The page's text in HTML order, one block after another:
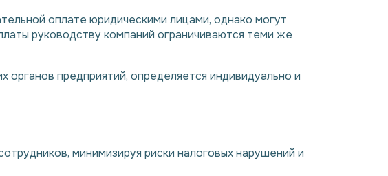
оплате юридическими лицами, однако могут
руководству компаний ограничиваются теми же
предприятий, определяется индивидуально и
минимизируя риски налоговых нарушений и